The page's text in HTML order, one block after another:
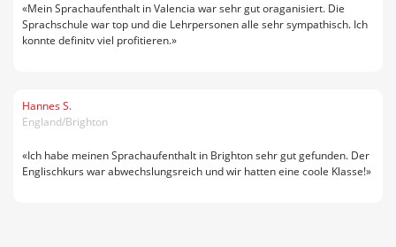
«Mein Sprachaufenthalt in Valencia war sehr gut oraganisiert. Die
Sprachschule war top und die Lehrpersonen alle sehr sympathisch. Ich
konnte definitv viel profitieren.»
Hannes S.
England/Brighton
«Ich habe meinen Sprachaufenthalt in Brighton sehr gut gefunden. Der
Englischkurs war abwechslungsreich und wir hatten eine coole Klasse!»